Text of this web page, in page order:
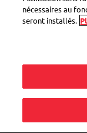
d'événements
niveau local ?
atteindrez
choisi. Nul
nécessaires au
seront installés.